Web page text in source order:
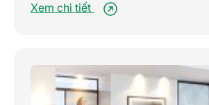
Xem chi tiết